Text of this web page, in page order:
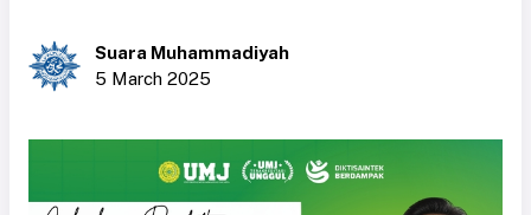
Suara Muhammadiyah
5 March 2025